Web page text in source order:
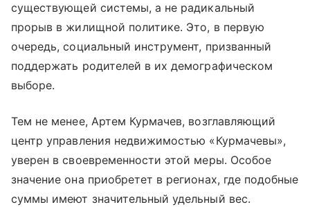
существующей системы, а не радикальный
прорыв в жилищной политике. Это, в первую
очередь, социальный инструмент, призванный
поддержать родителей в их демографическом
выборе.
Тем не менее, Артем Курмачев, возглавляющий
центр управления недвижимостью «Курмачевы»,
уверен в своевременности этой меры. Особое
значение она приобретет в регионах, где подобные
суммы имеют значительный удельный вес.